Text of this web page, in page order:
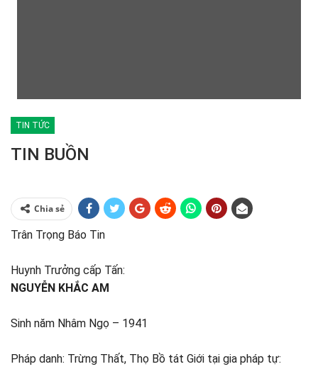
TIN TỨC
TIN BUỒN
Chia sẻ
Trân Trọng Báo Tin
Huynh Trưởng cấp Tấn:
NGUYỄN KHẮC AM
Sinh năm Nhâm Ngọ – 1941
Pháp danh: Trừng Thất, Thọ Bồ tát Giới tại gia pháp tự: